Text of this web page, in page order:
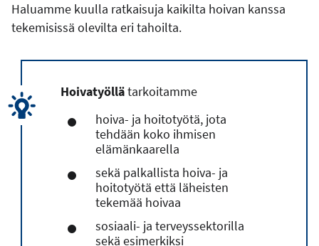
Haluamme kuulla ratkaisuja kaikilta hoivan kanssa
tekemisissä olevilta eri tahoilta.
Hoivatyöllätarkoitamme
hoiva- ja hoitotyötä, jota
tehdään koko ihmisen
elämänkaarella
sekä palkallista hoiva- ja
hoitotyötä että läheisten
tekemää hoivaa
sosiaali- ja terveyssektorilla
sekä esimerkiksi